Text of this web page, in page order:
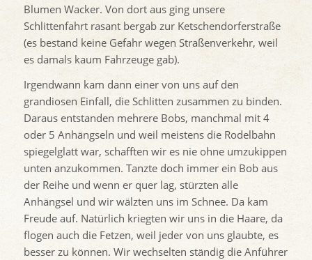
Blumen Wacker. Von dort aus ging unsere
Schlittenfahrt rasant bergab zur Ketschendorferstraße
(es bestand keine Gefahr wegen Straßenverkehr, weil
es damals kaum Fahrzeuge gab).
Irgendwann kam dann einer von uns auf den
grandiosen Einfall, die Schlitten zusammen zu binden.
Daraus entstanden mehrere Bobs, manchmal mit 4
oder 5 Anhängseln und weil meistens die Rodelbahn
spiegelglatt war, schafften wir es nie ohne umzukippen
unten anzukommen. Tanzte doch immer ein Bob aus
der Reihe und wenn er quer lag, stürzten alle
Anhängsel und wir wälzten uns im Schnee. Da kam
Freude auf. Natürlich kriegten wir uns in die Haare, da
flogen auch die Fetzen, weil jeder von uns glaubte, es
besser zu können. Wir wechselten ständig die Anführer